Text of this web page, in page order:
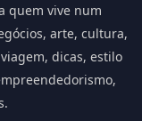
quem vive num
arte, cultura,
dicas, estilo